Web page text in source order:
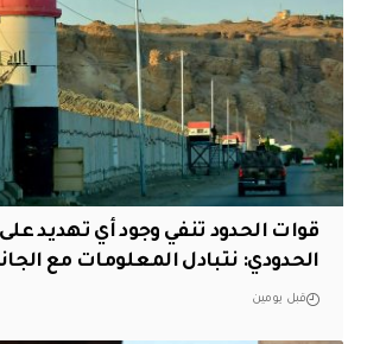
قوات الحدود تنفي وجود أي تهديد
الحدودي: نتبادل المعلومات مع
قبل يومين